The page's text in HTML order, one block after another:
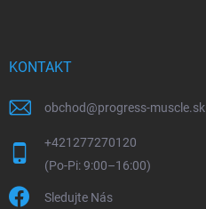
KONTAKT
obchod@progress-muscle.sk
+421277270120
Sledujte Nás